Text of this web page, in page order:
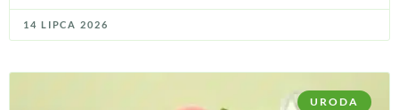
14 LIPCA 2026
URODA